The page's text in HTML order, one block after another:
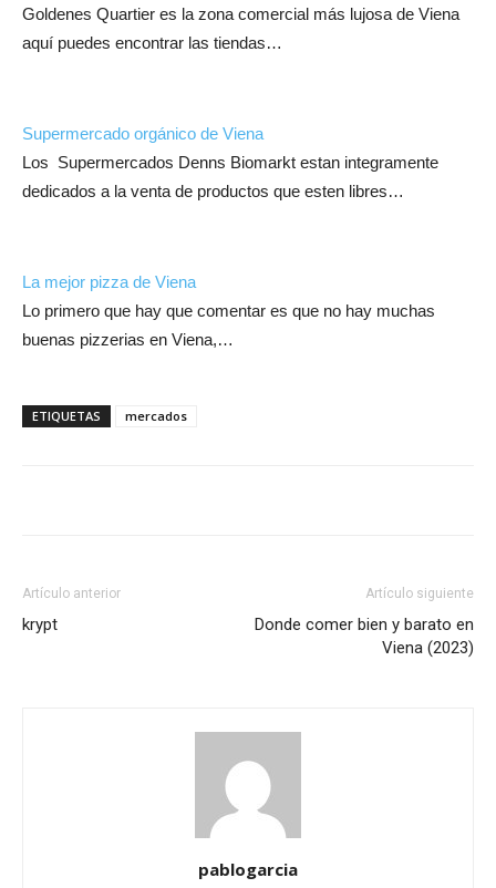
Goldenes Quartier es la zona comercial más lujosa de Viena
aquí puedes encontrar las tiendas…
Supermercado orgánico de Viena
Los Supermercados Denns Biomarkt estan integramente
dedicados a la venta de productos que esten libres…
La mejor pizza de Viena
Lo primero que hay que comentar es que no hay muchas
buenas pizzerias en Viena,…
ETIQUETAS mercados
Artículo anterior
krypt
Artículo siguiente
Donde comer bien y barato en
Viena (2023)
pablogarcia